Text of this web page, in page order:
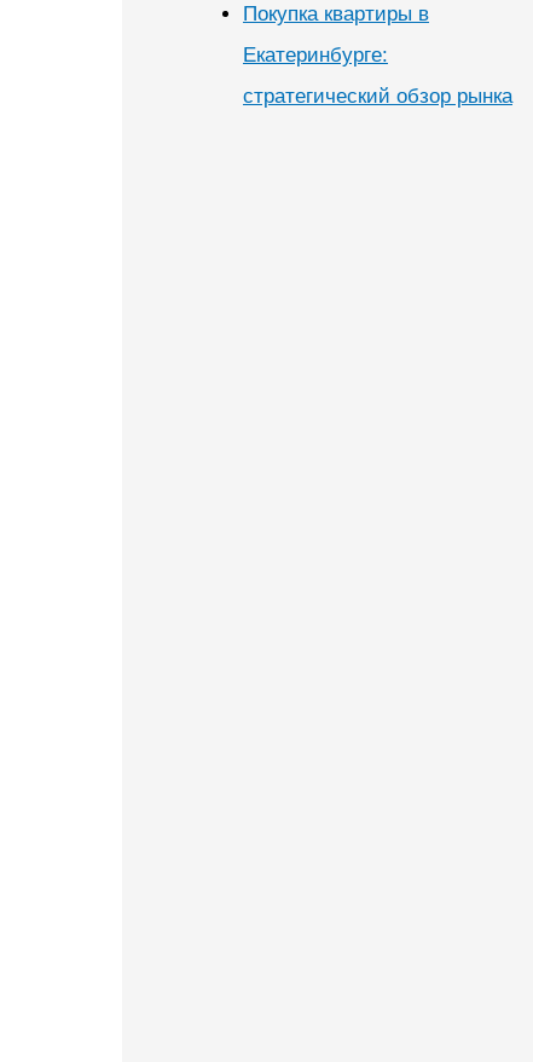
Покупка квартиры в
Екатеринбурге:
стратегический обзор рынка